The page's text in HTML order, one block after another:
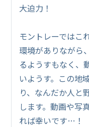
大迫力！
モントレーではこ
環境がありながら
るようすもなく、
いようす。この地
り、なんだか人と
します。動画や写
れば幸いです…！